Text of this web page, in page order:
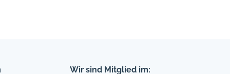
Wir sind Mitglied im: